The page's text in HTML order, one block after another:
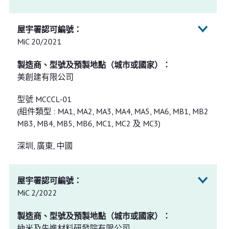
MiC 20/2021
美創建有限公司
型號 MCCCL-01
(組件類型 : MA1, MA2, MA3, MA4, MA5, MA6, MB1, MB2
MB3, MB4, MB5, MB6, MC1, MC2 及 MC3)
深圳, 廣東, 中國
MiC 2/2022